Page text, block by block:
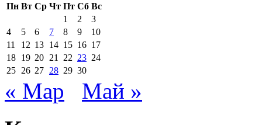
Пн Вт Ср Чт Пт Сб Вс
1
2
3
4
5 6 7 8 9
10
11
12 13 14 15 16 17
18 19 20 21 22 23 24
25 26 27 28 29 30
« Мар Май »